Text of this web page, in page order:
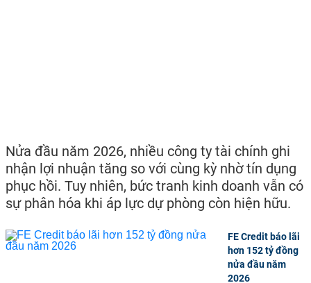
Nửa đầu năm 2026, nhiều công ty tài chính ghi
nhận lợi nhuận tăng so với cùng kỳ nhờ tín dụng
phục hồi. Tuy nhiên, bức tranh kinh doanh vẫn có
sự phân hóa khi áp lực dự phòng còn hiện hữu.
FE Credit báo lãi
hơn 152 tỷ đồng
nửa đầu năm
2026